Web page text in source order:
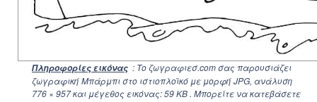
Πληροφορίες εικόνας : Το ζωγραφιεσ.com σας παρουσιάζει
ζωγραφική Μπάρμπι στο ιστιοπλοϊκό με μορφή JPG, ανάλυση
776 × 957και μέγεθος εικόνας: 59 KB . Μπορείτε να κατεβάσετε